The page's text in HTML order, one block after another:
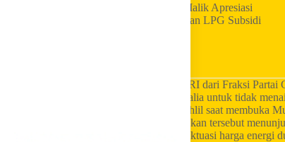
Anggota Komisi XII DPR RI Jamaludin Malik Apresiasi
Komitmen Pemerintah Jaga Harga BBM dan LPG Subsidi
– Anggota Komisi XII DPR RI dari Fraksi Partai
disampaikan Menteri ESDM Bahlil Lahadalia untuk tidak
2026. Pernyataan tersebut disampaikan Bahlil saat membuka
2026 yang lalu. Menurut Jamaludin, kebijakan tersebut
di tengah dinamika ekonomi global dan fluktuasi harga energi